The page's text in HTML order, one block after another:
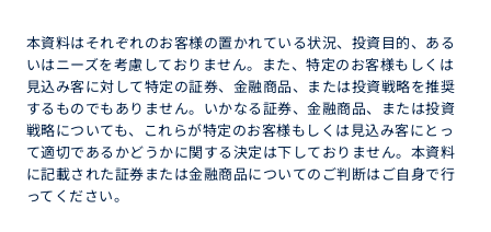
本資料はそれぞれのお客様の置かれている状況、投資目的、ある
いはニーズを考慮しておりません。また、特定のお客様もしくは
見込み客に対して特定の証券、金融商品、または投資戦略を推奨
するものでもありません。いかなる証券、金融商品、または投資
戦略についても、これらが特定のお客様もしくは見込み客にとっ
て適切であるかどうかに関する決定は下しておりません。本資料
に記載された証券または金融商品についてのご判断はご自身で行
ってください。